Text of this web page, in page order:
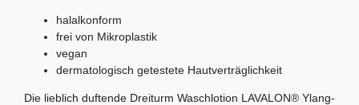
halalkonform
frei von Mikroplastik
vegan
dermatologisch getestete Hautverträglichkeit
Die lieblich duftende Dreiturm Waschlotion LAVALON® Ylang-